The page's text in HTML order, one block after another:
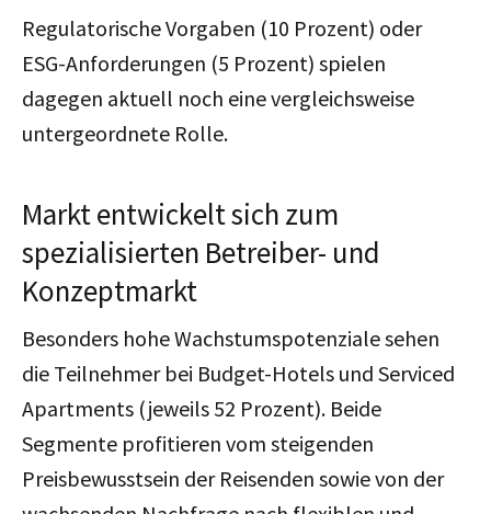
Regulatorische Vorgaben (10 Prozent) oder
ESG-Anforderungen (5 Prozent) spielen
dagegen aktuell noch eine vergleichsweise
untergeordnete Rolle.
Markt entwickelt sich zum
spezialisierten Betreiber- und
Konzeptmarkt
Besonders hohe Wachstumspotenziale sehen
die Teilnehmer bei Budget-Hotels und Serviced
Apartments (jeweils 52 Prozent). Beide
Segmente profitieren vom steigenden
Preisbewusstsein der Reisenden sowie von der